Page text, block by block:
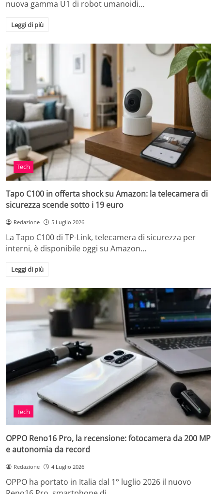
nuova gamma U1 di robot umanoidi…
Leggi di più
Tech
Tapo C100 in offerta shock su Amazon: la telecamera di
sicurezza scende sotto i 19 euro
Redazione 5 Luglio 2026
La Tapo C100 di TP-Link, telecamera di sicurezza per
interni, è disponibile oggi su Amazon…
Leggi di più
Tech
OPPO Reno16 Pro, la recensione: fotocamera da 200 MP
e autonomia da record
Redazione 4 Luglio 2026
OPPO ha portato in Italia dal 1° luglio 2026 il nuovo